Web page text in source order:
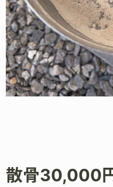
散骨30,000